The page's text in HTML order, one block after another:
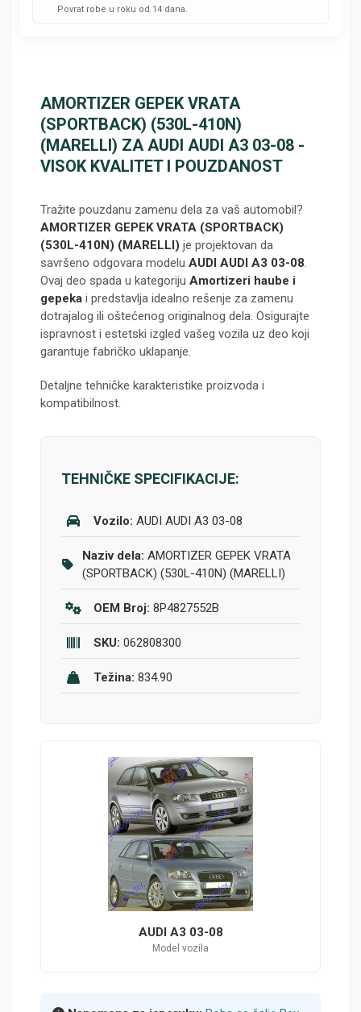
Povrat robe u roku od 14 dana.
AMORTIZER GEPEK VRATA
(SPORTBACK) (530L-410N)
(MARELLI) ZA AUDI AUDI A3 03-08 -
VISOK KVALITET I POUZDANOST
Tražite pouzdanu zamenu dela za vaš automobil?
AMORTIZER GEPEK VRATA (SPORTBACK)
(530L-410N) (MARELLI) je projektovan da
savršeno odgovara modelu AUDI AUDI A3 03-08.
Ovaj deo spada u kategoriju Amortizeri haube i
gepeka i predstavlja idealno rešenje za zamenu
dotrajalog ili oštećenog originalnog dela. Osigurajte
ispravnost i estetski izgled vašeg vozila uz deo koji
garantuje fabričko uklapanje.
Detaljne tehničke karakteristike proizvoda i
kompatibilnost.
TEHNIČKE SPECIFIKACIJE:
Vozilo: AUDI AUDI A3 03-08
Naziv dela: AMORTIZER GEPEK VRATA
(SPORTBACK) (530L-410N) (MARELLI)
OEM Broj: 8P4827552B
SKU: 062808300
Težina: 834.90
AUDI A3 03-08
Model vozila